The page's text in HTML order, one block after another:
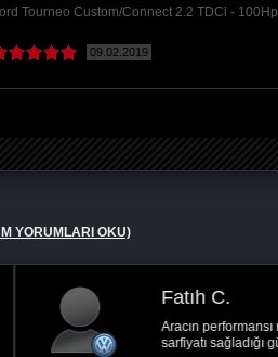
Tourneo Custom/Connect 2.2 TDCi -
09.02.2019
YORUMLARI OKU)
neredeyse bire bir arttı. Yakıt
güce oranla gayet makul...